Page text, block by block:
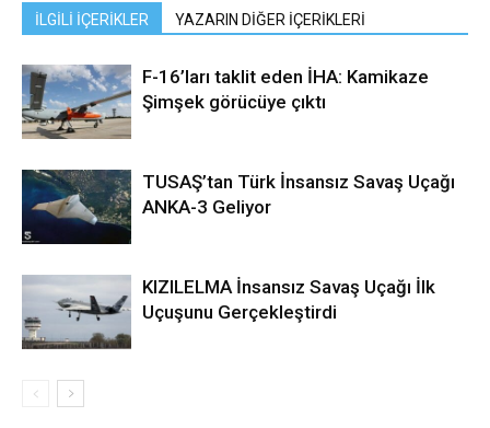
İLGİLİ İÇERİKLER YAZARIN DİĞER İÇERİKLERİ
F-16’ları taklit eden İHA: Kamikaze
Şimşek görücüye çıktı
TUSAŞ’tan Türk İnsansız Savaş Uçağı
ANKA-3 Geliyor
KIZILELMA İnsansız Savaş Uçağı İlk
Uçuşunu Gerçekleştirdi